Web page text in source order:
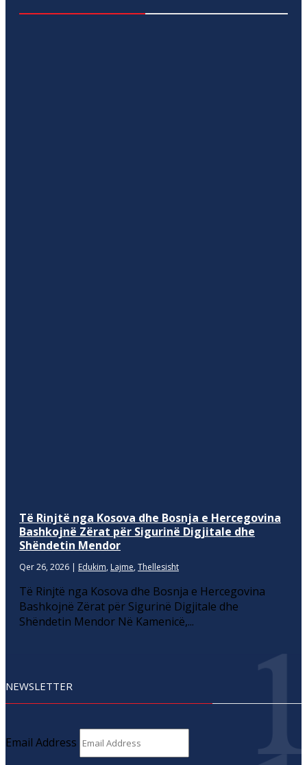
Të Rinjtë nga Kosova dhe Bosnja e Hercegovina
Bashkojnë Zërat për Sigurinë Digjitale dhe
Shëndetin Mendor
Qer 26, 2026 | Edukim, Lajme, Thellesisht
Të Rinjtë nga Kosova dhe Bosnja e Hercegovina
Bashkojnë Zërat për Sigurinë Digjitale dhe
Shëndetin Mendor Në Kamenicë,...
NEWSLETTER
Email Address